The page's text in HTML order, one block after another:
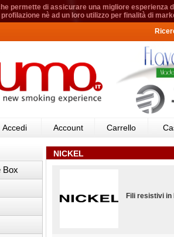
permette di assicurare una migliore
profilazione nè ad un loro utilizzo per finalità di
Accedi Account Carrello
Box
NICKEL
Fili resistivi in